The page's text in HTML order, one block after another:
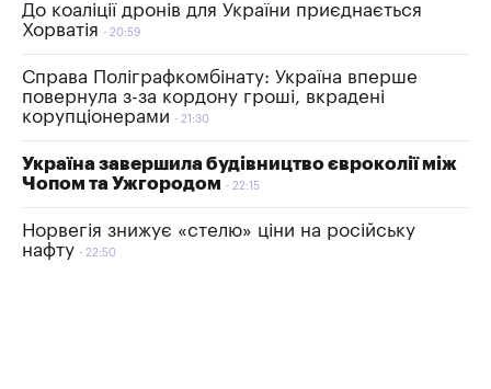
До коаліції дронів для України приєднається
Хорватія
20:59
Справа Поліграфкомбінату: Україна вперше
повернула з-за кордону гроші, вкрадені
корупціонерами
21:30
Україна завершила будівництво євроколії між
Чопом та Ужгородом
22:15
Норвегія знижує «стелю» ціни на російську
нафту
22:50